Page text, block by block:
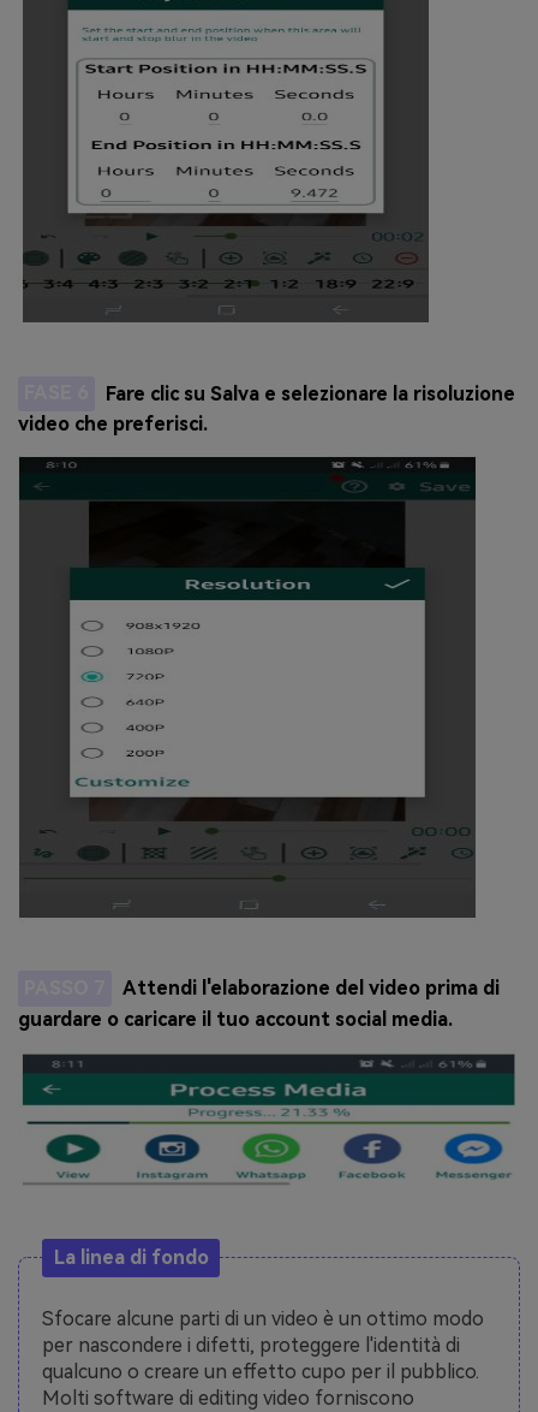
Fare clic su Salva e selezionare la risoluzione
video che preferisci.
Attendi l'elaborazione del video prima di
guardare o caricare il tuo account social media.
La linea di fondo
Sfocare alcune parti di un video è un ottimo modo
per nascondere i difetti, proteggere l'identità di
qualcuno o creare un effetto cupo per il pubblico.
Molti software di editing video forniscono